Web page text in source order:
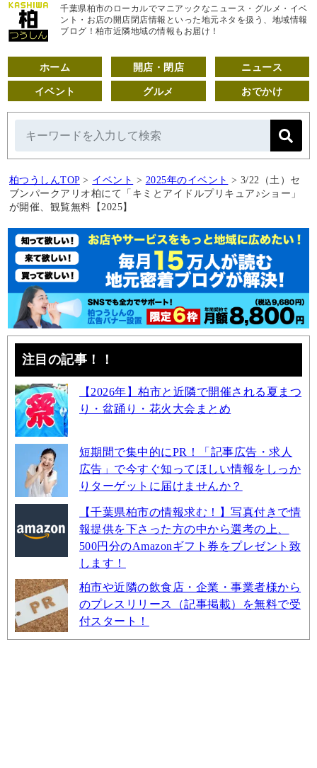
千葉県柏市のローカルでマニアックなニュース・グルメ・イベ
ント・お店の開店閉店情報といった地元ネタを扱う、地域情報
ブログ！柏市近隣地域の情報もお届け！
ホーム 開店・閉店 ニュース
イベント グルメ おでかけ
柏つうしんTOP > イベント > 2025年のイベント > 3/22（土）セ
ブンパークアリオ柏にて「キミとアイドルプリキュア♪ショー」
が開催、観覧無料【2025】
注目の記事！！
【2026年】柏市と近隣で開催される夏まつ
り・盆踊り・花火大会まとめ
短期間で集中的にPR！「記事広告・求人
広告」で今すぐ知ってほしい情報をしっか
りターゲットに届けませんか？
【千葉県柏市の情報求む！】写真付きで情
報提供を下さった方の中から選考の上、
500円分のAmazonギフト券をプレゼント致
します！
柏市や近隣の飲食店・企業・事業者様から
のプレスリリース（記事掲載）を無料で受
付スタート！